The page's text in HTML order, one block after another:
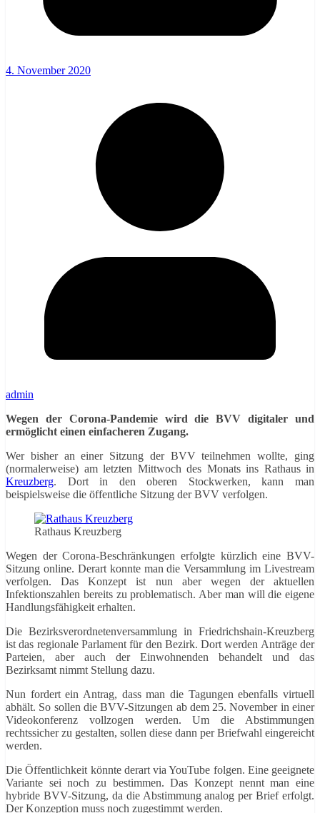
4. November 2020
admin
Wegen der Corona-Pandemie wird die BVV digitaler und
ermöglicht einen einfacheren Zugang.
Wer bisher an einer Sitzung der BVV teilnehmen wollte, ging
(normalerweise) am letzten Mittwoch des Monats ins Rathaus in
Kreuzberg. Dort in den oberen Stockwerken, kann man
beispielsweise die öffentliche Sitzung der BVV verfolgen.
Rathaus Kreuzberg
Wegen der Corona-Beschränkungen erfolgte kürzlich eine BVV-
Sitzung online. Derart konnte man die Versammlung im Livestream
verfolgen. Das Konzept ist nun aber wegen der aktuellen
Infektionszahlen bereits zu problematisch. Aber man will die eigene
Handlungsfähigkeit erhalten.
Die Bezirksverordnetenversammlung in Friedrichshain-Kreuzberg
ist das regionale Parlament für den Bezirk. Dort werden Anträge der
Parteien, aber auch der Einwohnenden behandelt und das
Bezirksamt nimmt Stellung dazu.
Nun fordert ein Antrag, dass man die Tagungen ebenfalls virtuell
abhält. So sollen die BVV-Sitzungen ab dem 25. November in einer
Videokonferenz vollzogen werden. Um die Abstimmungen
rechtssicher zu gestalten, sollen diese dann per Briefwahl eingereicht
werden.
Die Öffentlichkeit könnte derart via YouTube folgen. Eine geeignete
Variante sei noch zu bestimmen. Das Konzept nennt man eine
hybride BVV-Sitzung, da die Abstimmung analog per Brief erfolgt.
Der Konzeption muss noch zugestimmt werden.